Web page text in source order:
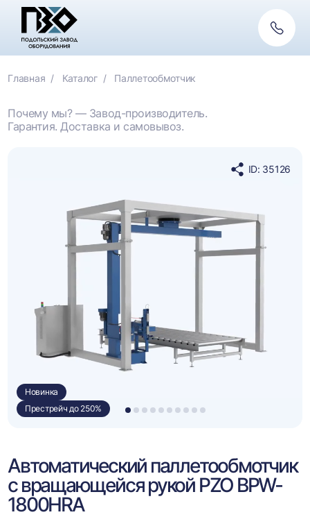
связь
Главная Каталог Паллетообмотчик
Почему мы? — Завод-производитель.
Гарантия. Доставка и самовывоз.
1 2 3 4 5 6 7 8 9 10
социальных
сетях
ID: 35126
Новинка
Престрейч до 250%
Автоматический паллетообмотчик
с вращающейся рукой PZO BPW-
1800HRA